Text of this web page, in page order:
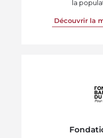
la
Découvrir la